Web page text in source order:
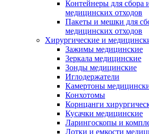
Контейнеры для сбора
медицинских отходов
Пакеты и мешки для
медицинских отходов
Хирургические и
Зажимы медицинские
Зеркала медицинские
Зонды медицинские
Иглодержатели
Камертоны
Конхотомы
Корнцанги
Кусачки медицинские
Ларингоскопы и
Лотки и емкости